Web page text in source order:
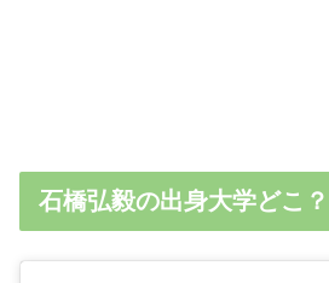
石橋弘毅の出身大学どこ？